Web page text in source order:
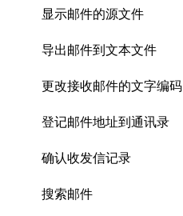
显示邮件的源文件
导出邮件到文本文件
更改接收邮件的文字编码
登记邮件地址到通讯录
确认收发信记录
搜索邮件